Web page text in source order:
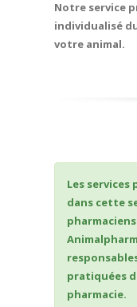
Notre service
individualisé
votre animal.
Les
dans cette
pratiquées
pharmacie.